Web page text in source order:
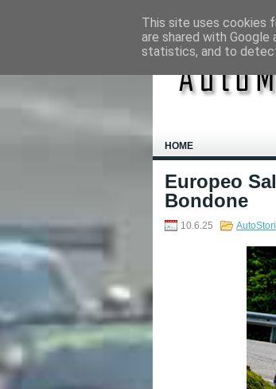
HOME
Europeo
Bondone
10.6.25
This site uses cookies
are shared with
statistics, and to